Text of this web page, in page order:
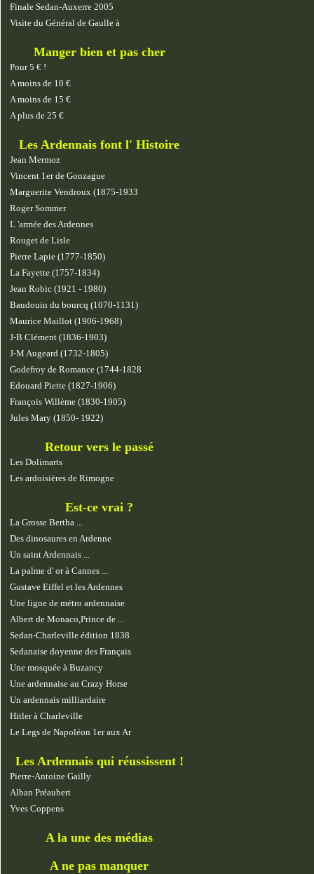
Finale Sedan-Auxerre 2005
Visite du Général de Gaulle à
Manger bien et pas cher
Pour 5 € !
A moins de 10 €
A moins de 15 €
A plus de 25 €
Les Ardennais font l' Histoire
Jean Mermoz
Vincent 1er de Gonzague
Marguerite Vendroux (1875-1933
Roger Sommer
L 'armée des Ardennes
Rouget de Lisle
Pierre Lapie (1777-1850)
La Fayette (1757-1834)
Jean Robic (1921 - 1980)
Baudouin du bourcq (1070-1131)
Maurice Maillot (1906-1968)
J-B Clément (1836-1903)
J-M Augeard (1732-1805)
Godefroy de Romance (1744-1828
Edouard Piette (1827-1906)
François Willème (1830-1905)
Jules Mary (1850- 1922)
Retour vers le passé
Les Dolimarts
Les ardoisières de Rimogne
Est-ce vrai ?
La Grosse Bertha ...
Des dinosaures en Ardenne
Un saint Ardennais ...
La palme d' or à Cannes ...
Gustave Eiffel et les Ardennes
Une ligne de métro ardennaise
Albert de Monaco,Prince de ...
Sedan-Charleville édition 1838
Sedanaise doyenne des Français
Une mosquée à Buzancy
Une ardennaise au Crazy Horse
Un ardennais milliardaire
Hitler à Charleville
Le Legs de Napoléon 1er aux Ar
Les Ardennais qui réussissent !
Pierre-Antoine Gailly
Alban Préaubert
Yves Coppens
A la une des médias
A ne pas manquer